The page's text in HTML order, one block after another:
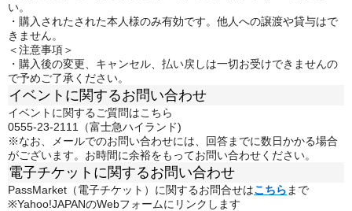
い。
・購入されたされた本人様のみ有効です。他人への譲渡や貸与はで
きません。
＜注意事項＞
・購入後の変更、キャンセル、払い戻しは一切お受けできませんの
で予めご了承ください。
イベントに関するお問い合わせ
イベントに関するご質問はこちら
0555-23-2111（富士急ハイランド)
※なお、メールでのお問い合わせには、回答までに数日かかる場合
がございます。お時間に余裕をもってお問い合わせください。
電子チケットに関するお問い合わせ
PassMarket（電子チケット）に関するお問合せはこちら まで
※Yahoo!JAPANのWebフォームにリンクします